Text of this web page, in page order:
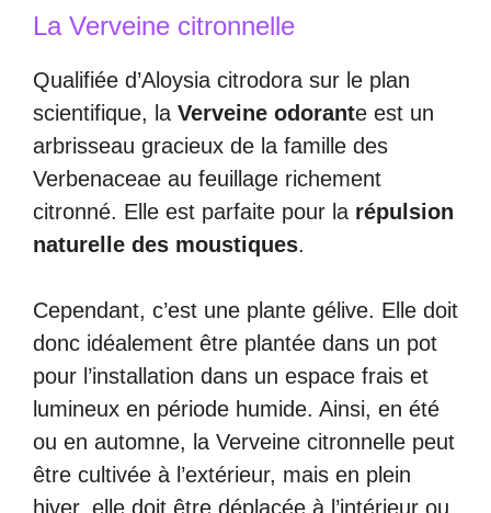
La Verveine citronnelle
Qualifiée d’Aloysia citrodora sur le plan
scientifique, la Verveine odorante est un
arbrisseau gracieux de la famille des
Verbenaceae au feuillage richement
citronné. Elle est parfaite pour la répulsion
naturelle des moustiques.
Cependant, c’est une plante gélive. Elle doit
donc idéalement être plantée dans un pot
pour l’installation dans un espace frais et
lumineux en période humide. Ainsi, en été
ou en automne, la Verveine citronnelle peut
être cultivée à l’extérieur, mais en plein
hiver, elle doit être déplacée à l’intérieur ou